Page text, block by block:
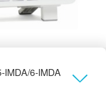
IMDA/6-IMDA